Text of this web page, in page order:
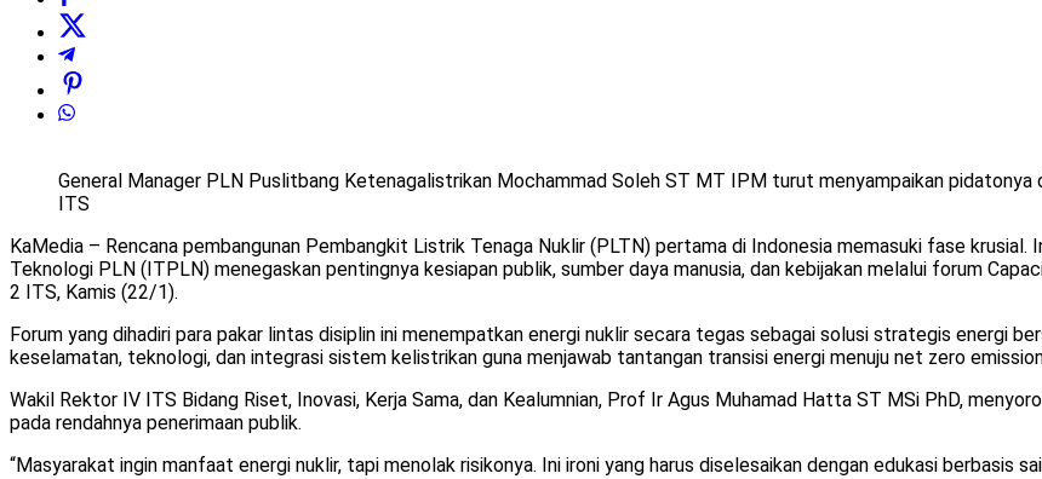
General Manager PLN Puslitbang Ketenagalistrikan Mochammad Soleh ST MT IPM turut menyampaikan
ITS
KaMedia – Rencana pembangunan Pembangkit Listrik Tenaga Nuklir (PLTN) pertama di Indonesia memasuki fase
Teknologi PLN (ITPLN) menegaskan pentingnya kesiapan publik, sumber daya manusia, dan kebijakan melalui forum
2 ITS, Kamis (22/1).
Forum yang dihadiri para pakar lintas disiplin ini menempatkan energi nuklir secara tegas sebagai solusi strategis energi
keselamatan, teknologi, dan integrasi sistem kelistrikan guna menjawab tantangan transisi energi menuju net zero
Wakil Rektor IV ITS Bidang Riset, Inovasi, Kerja Sama, dan Kealumnian, Prof Ir Agus Muhamad Hatta ST MSi PhD,
pada rendahnya penerimaan publik.
“Masyarakat ingin manfaat energi nuklir, tapi menolak risikonya. Ini ironi yang harus diselesaikan dengan edukasi berbasis